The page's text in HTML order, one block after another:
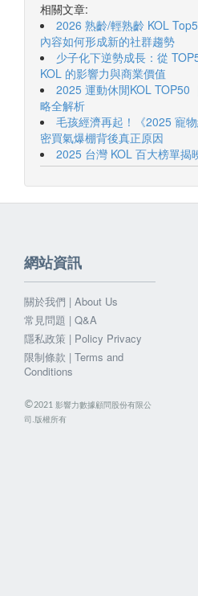
相關文章:
2026 熟齡/輕熟齡 KOL
內容如何形成新的社群趨勢
少子化下逆勢成長：從
KOL 的影響力與商業價值
2025 運動休閒KOL TOP50
略全解析
毛孩經濟再起！《2025 寵
密買氣爆棚背後真正原因
2025 台灣 KOL 百大榜單揭
網站資訊
關於我們 | About Us
常見問題 | Q&A
隱私政策 | Policy Privacy
限制條款 | Terms and
Conditions
©2021 影響力數據顧問股份有限公
司.版權所有